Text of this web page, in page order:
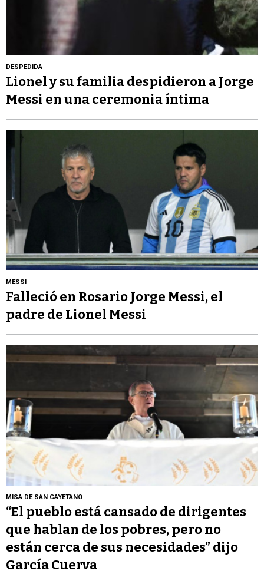
DESPEDIDA
Lionel y su familia despidieron a Jorge
Messi en una ceremonia íntima
MESSI
Falleció en Rosario Jorge Messi, el
padre de Lionel Messi
MISA DE SAN CAYETANO
“El pueblo está cansado de dirigentes
que hablan de los pobres, pero no
están cerca de sus necesidades” dijo
García Cuerva